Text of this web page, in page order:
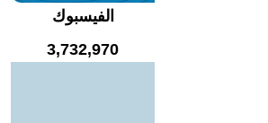
الفيسبوك
3,732,970